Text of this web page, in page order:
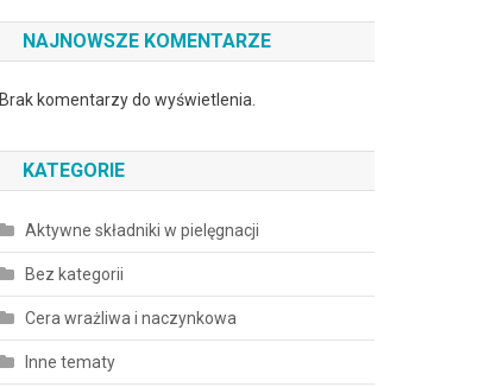
NAJNOWSZE KOMENTARZE
Brak komentarzy do wyświetlenia.
KATEGORIE
Aktywne składniki w pielęgnacji
Bez kategorii
Cera wrażliwa i naczynkowa
Inne tematy